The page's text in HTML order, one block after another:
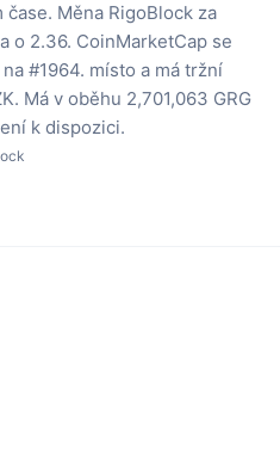
čase. Měna RigoBlock za
o 2.36. CoinMarketCap se
#1964. místo a má tržní
Má v oběhu 2,701,063 GRG
k dispozici.